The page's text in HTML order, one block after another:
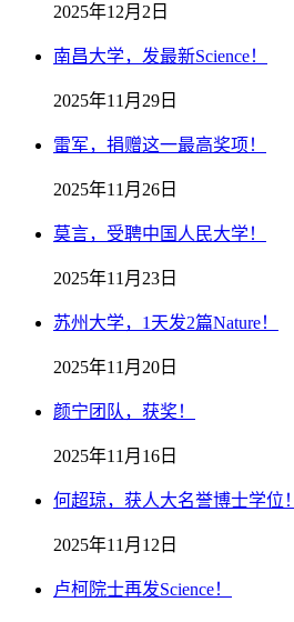
2025年12月2日
南昌大学，发最新Science！
2025年11月29日
雷军，捐赠这一最高奖项！
2025年11月26日
莫言，受聘中国人民大学！
2025年11月23日
苏州大学，1天发2篇Nature！
2025年11月20日
颜宁团队，获奖！
2025年11月16日
何超琼，获人大名誉博士学位！
2025年11月12日
卢柯院士再发Science！